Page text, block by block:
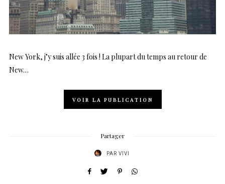
New York, j’y suis allée 3 fois ! La plupart du temps au retour de
New…
VOIR LA PUBLICATION
Partager
PAR VIVI